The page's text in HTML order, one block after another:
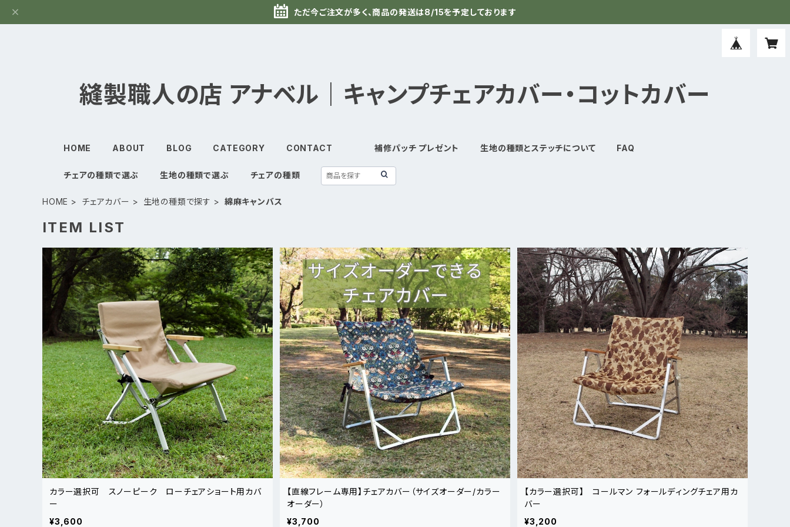
ただ今ご注文が多く、商品の発送は8/15を予定しております
縫製職人の店 アナベル｜キャンプチェアカバー・コットカバー
HOME ABOUT BLOG CATEGORY CONTACT 補修パッチ プレゼント 生地の種類とステッチについて FAQ
チェアの種類で選ぶ 生地の種類で選ぶ チェアの種類
HOME チェアカバー 生地の種類で探す 綿麻キャンバス
ITEM LIST
カラー選択可 スノーピーク ローチェアショート用カバ
ー
¥3,600
【直線フレーム専用】チェアカバー（サイズオーダー/カラー
オーダー）
¥3,700
【カラー選択可】 コールマン フォールディングチェア用カ
バー
¥3,200